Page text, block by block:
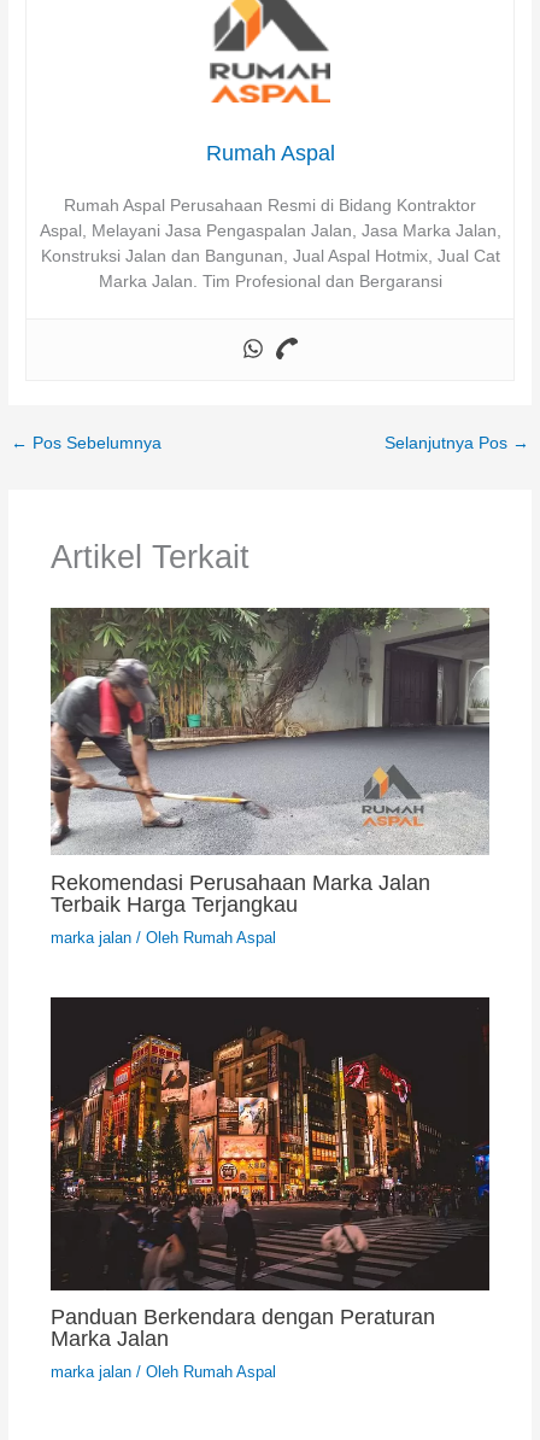
Rumah Aspal
Rumah Aspal Perusahaan Resmi di Bidang Kontraktor
Aspal, Melayani Jasa Pengaspalan Jalan, Jasa Marka Jalan,
Konstruksi Jalan dan Bangunan, Jual Aspal Hotmix, Jual Cat
Marka Jalan. Tim Profesional dan Bergaransi
← Pos Sebelumnya Selanjutnya Pos →
Artikel Terkait
Rekomendasi Perusahaan Marka Jalan
Terbaik Harga Terjangkau
marka jalan/ Oleh Rumah Aspal
Panduan Berkendara dengan Peraturan
Marka Jalan
marka jalan/ Oleh Rumah Aspal